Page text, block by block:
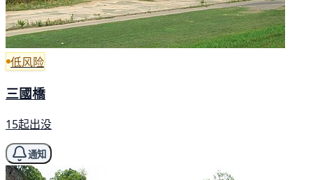
低风险
三國橋
15起出没
通知